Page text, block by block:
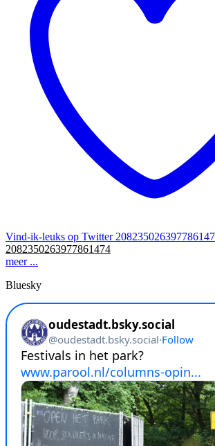
Vind-ik-leuks op Twitter
2082350263977861474
meer ...
Bluesky